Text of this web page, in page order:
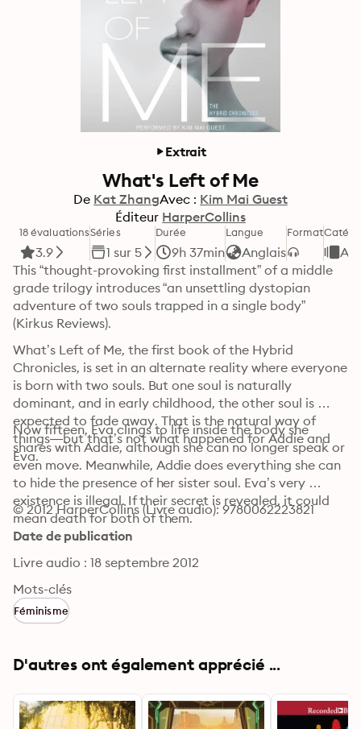
Extrait
What's Left of Me
De Kat ZhangAvec : Kim Mai Guest
Éditeur HarperCollins
18 évaluations
3.9
Séries
1 sur 5
Durée
9h 37min
Langue
Anglais
Format
This “thought-provoking first installment” of a middle
grade trilogy introduces “an unsettling dystopian
adventure of two souls trapped in a single body”
(Kirkus Reviews).
What’s Left of Me, the first book of the Hybrid
Chronicles, is set in an alternate reality where everyone
is born with two souls. But one soul is naturally
dominant, and in early childhood, the other soul is
expected to fade away. That is the natural way of
things—but that’s not what happened for Addie and
Eva.
Now fifteen, Eva clings to life inside the body she
shares with Addie, although she can no longer speak or
even move. Meanwhile, Addie does everything she can
to hide the presence of her sister soul. Eva’s very
existence is illegal. If their secret is revealed, it could
mean death for both of them.
© 2012 HarperCollins (Livre audio): 9780062223821
Date de publication
Livre audio : 18 septembre 2012
Mots-clés
Féminisme
D'autres ont également apprécié ...